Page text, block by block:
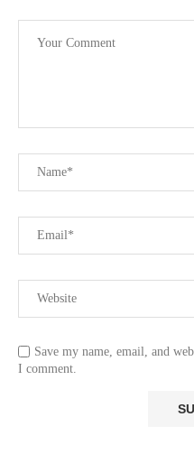
Save my name, email, and
I comment.